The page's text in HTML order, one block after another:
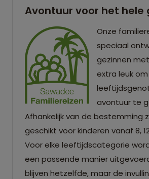
Avontuur voor het hele
Onze
speciaal
gezinnen
extra leuk
avontuur te
Afhankelijk van de bestemming
geschikt voor kinderen vanaf 8,
Voor elke leeftijdscategorie
een passende manier
blijven hetzelfde, maar de